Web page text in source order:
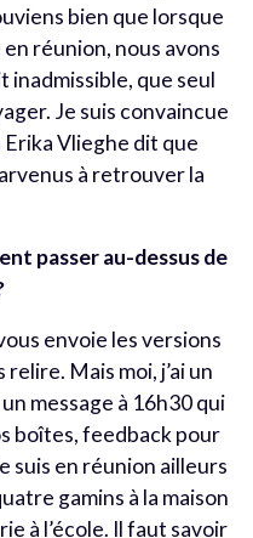
bien que lorsque
réunion, nous avons
inadmissible, que seul
Je suis convaincue
Erika Vlieghe dit que
à retrouver la
passer au-dessus de
envoie les versions
Mais moi, j’ai un
message à 16h30 qui
boîtes, feedback pour
suis en réunion ailleurs
gamins à la maison
à l’école. Il faut savoir